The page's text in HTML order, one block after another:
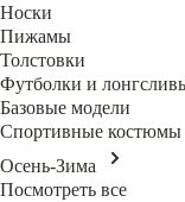
Носки
Пижамы
Толстовки
Футболки и
Базовые модели
Спортивные костюмы
Осень-Зима
Посмотреть все